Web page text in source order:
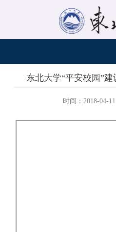
东北大学“平安校园”建
时间：2018-04-11